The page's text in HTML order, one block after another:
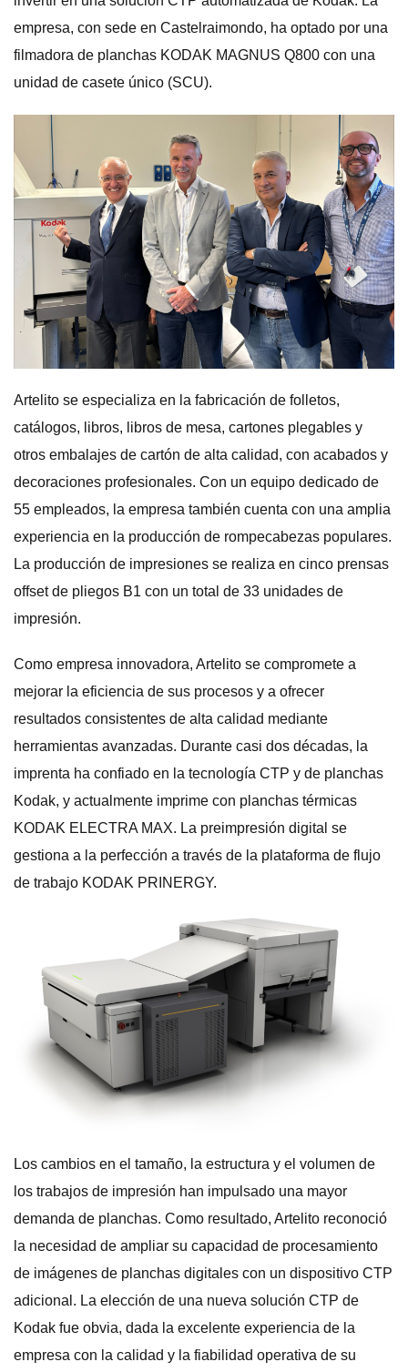
empresa, con sede en Castelraimondo, ha optado por una
filmadora de planchas KODAK MAGNUS Q800 con una
unidad de casete único (SCU).
Artelito se especializa en la fabricación de folletos,
catálogos, libros, libros de mesa, cartones plegables y
otros embalajes de cartón de alta calidad, con acabados y
decoraciones profesionales. Con un equipo dedicado de
55 empleados, la empresa también cuenta con una amplia
experiencia en la producción de rompecabezas populares.
La producción de impresiones se realiza en cinco prensas
offset de pliegos B1 con un total de 33 unidades de
impresión.
Como empresa innovadora, Artelito se compromete a
mejorar la eficiencia de sus procesos y a ofrecer
resultados consistentes de alta calidad mediante
herramientas avanzadas. Durante casi dos décadas, la
imprenta ha confiado en la tecnología CTP y de planchas
Kodak, y actualmente imprime con planchas térmicas
KODAK ELECTRA MAX. La preimpresión digital se
gestiona a la perfección a través de la plataforma de flujo
de trabajo KODAK PRINERGY.
Los cambios en el tamaño, la estructura y el volumen de
los trabajos de impresión han impulsado una mayor
demanda de planchas. Como resultado, Artelito reconoció
la necesidad de ampliar su capacidad de procesamiento
de imágenes de planchas digitales con un dispositivo CTP
adicional. La elección de una nueva solución CTP de
Kodak fue obvia, dada la excelente experiencia de la
empresa con la calidad y la fiabilidad operativa de su